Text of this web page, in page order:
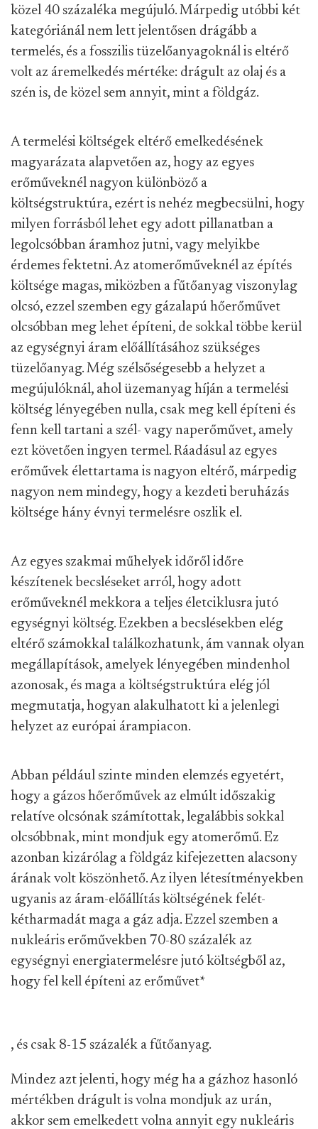
közel 40 százaléka megújuló. Márpedig utóbbi két
kategóriánál nem lett jelentősen drágább a
termelés, és a fosszilis tüzelőanyagoknál is eltérő
volt az áremelkedés mértéke: drágult az olaj és a
szén is, de közel sem annyit, mint a földgáz.
A termelési költségek eltérő emelkedésének
magyarázata alapvetően az, hogy az egyes
erőműveknél nagyon különböző a
költségstruktúra, ezért is nehéz megbecsülni, hogy
milyen forrásból lehet egy adott pillanatban a
legolcsóbban áramhoz jutni, vagy melyikbe
érdemes fektetni. Az atomerőműveknél az építés
költsége magas, miközben a fűtőanyag viszonylag
olcsó, ezzel szemben egy gázalapú hőerőművet
olcsóbban meg lehet építeni, de sokkal többe kerül
az egységnyi áram előállításához szükséges
tüzelőanyag. Még szélsőségesebb a helyzet a
megújulóknál, ahol üzemanyag híján a termelési
költség lényegében nulla, csak meg kell építeni és
fenn kell tartani a szél- vagy naperőművet, amely
ezt követően ingyen termel. Ráadásul az egyes
erőművek élettartama is nagyon eltérő, márpedig
nagyon nem mindegy, hogy a kezdeti beruházás
költsége hány évnyi termelésre oszlik el.
Az egyes szakmai műhelyek időről időre
készítenek becsléseket arról, hogy adott
erőműveknél mekkora a teljes életciklusra jutó
egységnyi költség. Ezekben a becslésekben elég
eltérő számokkal találkozhatunk, ám vannak olyan
megállapítások, amelyek lényegében mindenhol
azonosak, és maga a költségstruktúra elég jól
megmutatja, hogyan alakulhatott ki a jelenlegi
helyzet az európai árampiacon.
Abban például szinte minden elemzés egyetért,
hogy a gázos hőerőművek az elmúlt időszakig
relatíve olcsónak számítottak, legalábbis sokkal
olcsóbbnak, mint mondjuk egy atomerőmű. Ez
azonban kizárólag a földgáz kifejezetten alacsony
árának volt köszönhető. Az ilyen létesítményekben
ugyanis az áram-előállítás költségének felét-
kétharmadát maga a gáz adja. Ezzel szemben a
nukleáris erőművekben 70-80 százalék az
egységnyi energiatermelésre jutó költségből az,
hogy fel kell építeni az erőművet*
, és csak 8-15 százalék a fűtőanyag.
Mindez azt jelenti, hogy még ha a gázhoz hasonló
mértékben drágult is volna mondjuk az urán,
akkor sem emelkedett volna annyit egy nukleáris